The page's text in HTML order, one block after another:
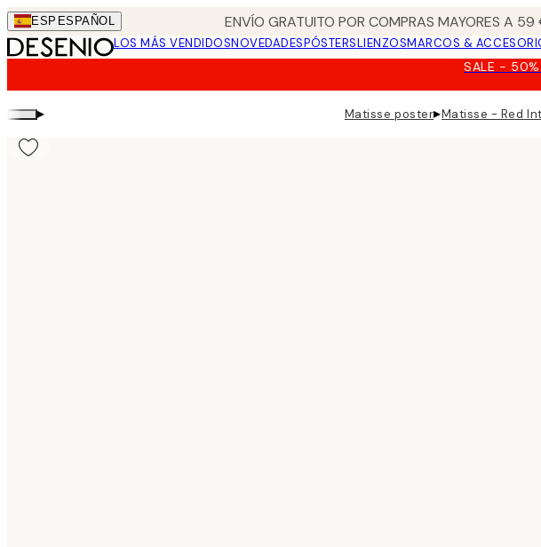
Skip
to
main
ESP ESPAÑOL ENVÍO GRATUITO POR COMPRAS MAYORES A
LOS MÁS VENDIDOSNOVEDADESPÓSTERSLIENZOSMARCOS &
SALE - 50%
▸ Matisse poster▸Matisse - Red